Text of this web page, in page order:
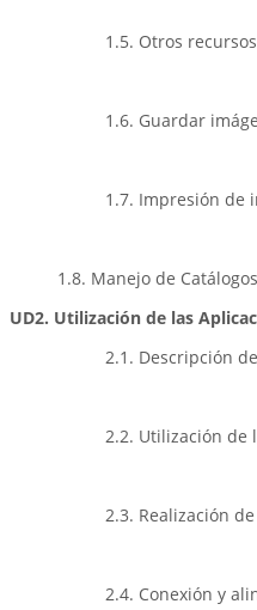
1.5. Otros
1.6. Guardar
1.7. Impresión de
1.8. Manejo de
UD2. Utilización de las
2.1. Descripción
2.2. Utilización de
2.3. Realización
2.4. Conexión y